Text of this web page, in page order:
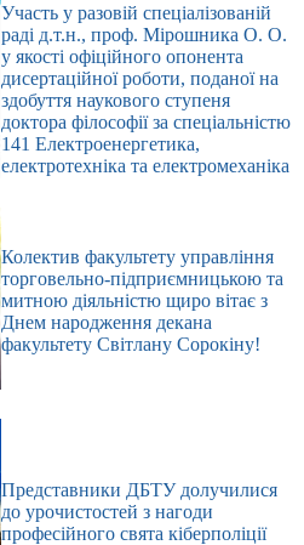
Участь у разовій спеціалізованій
раді д.т.н., проф. Мірошника О. О.
у якості офіційного опонента
дисертаційної роботи, поданої на
здобуття наукового ступеня
доктора філософії за спеціальністю
141 Електроенергетика,
електротехніка та електромеханіка
Колектив факультету управління
торговельно-підприємницькою та
митною діяльністю щиро вітає з
Днем народження декана
факультету Світлану Сорокіну!
Представники ДБТУ долучилися
до урочистостей з нагоди
професійного свята кіберполіції